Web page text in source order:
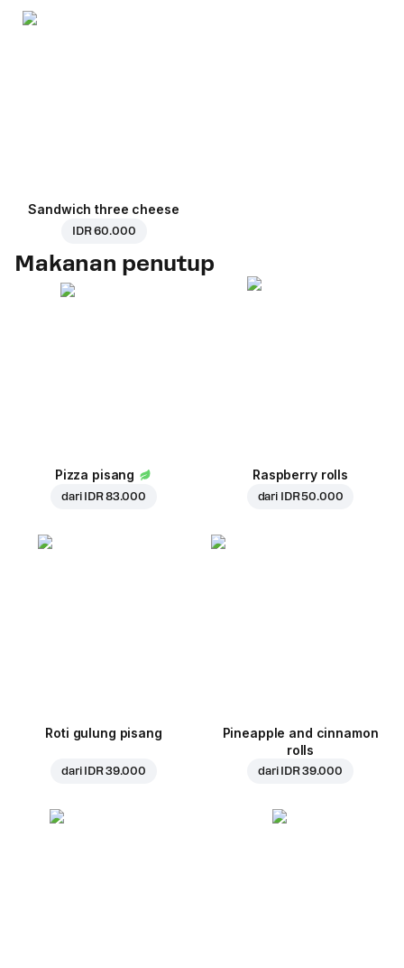
Sandwich three cheese
IDR 60.000
Makanan penutup
Pizza pisang
dari IDR 83.000
Raspberry rolls
dari IDR 50.000
Roti gulung pisang
dari IDR 39.000
Pineapple and cinnamon
rolls
dari IDR 39.000